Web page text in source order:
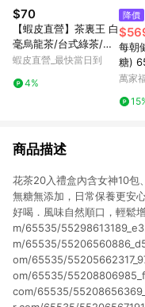
$70
【蝦皮直營】茶裏王 白
毫烏龍茶/台式綠茶/英
式紅茶/日式無糖綠茶/
入/組 飲料 綠茶
蝦皮直營_最快當日到
4%
降價
每朝
糖)
萬家
商品描述
花茶20入禮盒內含女神10包
無糖無添加，日常保養更安
好喝．風味自然順口，輕
m/65535/
m/65535/
om/65535/
om/65535/
com/65535/